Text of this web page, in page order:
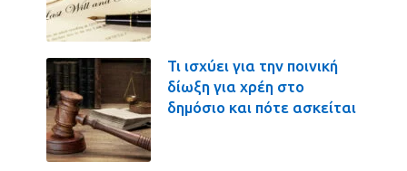
Τι ισχύει για την ποινική
δίωξη για χρέη στο
δημόσιο και πότε ασκείται